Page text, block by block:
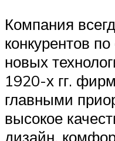
Компания
конкурентов
новых
1920-х гг.
главными
высокое
дизайн,